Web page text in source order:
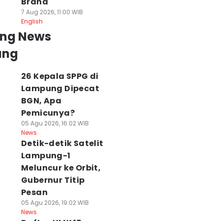
7 Aug 2026, 11:00 WIB
English
News
26 Kepala SPPG di
Lampung Dipecat
BGN, Apa
Pemicunya?
05 Agu 2026, 16:02 WIB
News
Detik-detik Satelit
Lampung-1
Meluncur ke Orbit,
Gubernur Titip
Pesan
05 Agu 2026, 19:02 WIB
News